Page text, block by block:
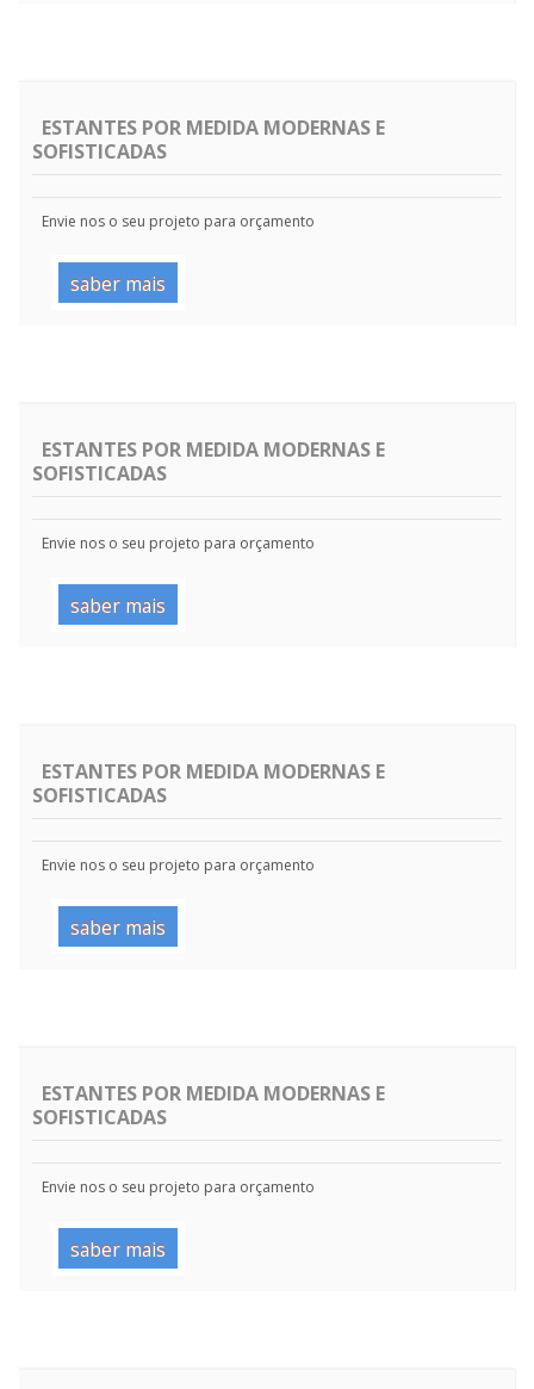
ESTANTES POR MEDIDA MODERNAS E
SOFISTICADAS
Envie nos o seu projeto para orçamento
saber mais
ESTANTES POR MEDIDA MODERNAS E
SOFISTICADAS
Envie nos o seu projeto para orçamento
saber mais
ESTANTES POR MEDIDA MODERNAS E
SOFISTICADAS
Envie nos o seu projeto para orçamento
saber mais
ESTANTES POR MEDIDA MODERNAS E
SOFISTICADAS
Envie nos o seu projeto para orçamento
saber mais